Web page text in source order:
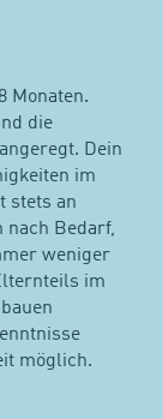
Monaten.
die
Dein
im
stets an
nach Bedarf,
weniger
im
möglich.